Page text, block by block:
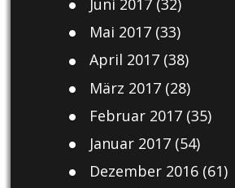
Juni 2017(32)
Mai 2017(33)
April 2017(38)
März 2017(28)
Februar 2017(35)
Januar 2017(54)
Dezember 2016(61)